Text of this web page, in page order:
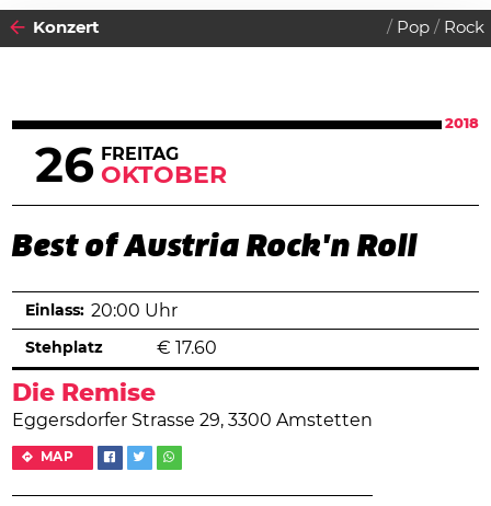
Konzert Pop Rock
2018
26 FREITAG
OKTOBER
Best of Austria Rock'n Roll
Die Remise
Eggersdorfer Strasse 29, 3300 Amstetten
MAP
Einlass: 20:00 Uhr
Stehplatz € 17.60